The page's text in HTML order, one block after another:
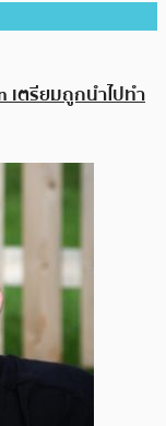
เตรียมถูกนำไปทำ